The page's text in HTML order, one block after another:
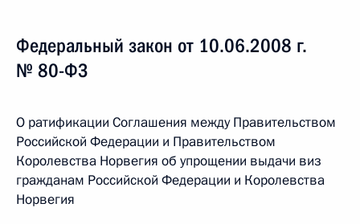
Федеральный закон от 10.06.2008 г.
№ 80-ФЗ
О ратификации Соглашения между Правительством
Российской Федерации и Правительством
Королевства Норвегия об упрощении выдачи виз
гражданам Российской Федерации и Королевства
Норвегия